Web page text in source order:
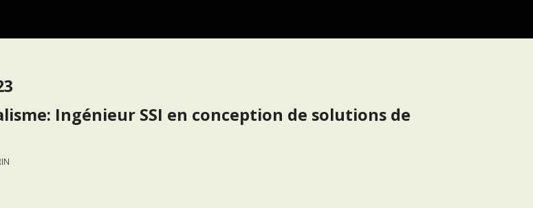
Ingénieur SSI en conception de solutions de